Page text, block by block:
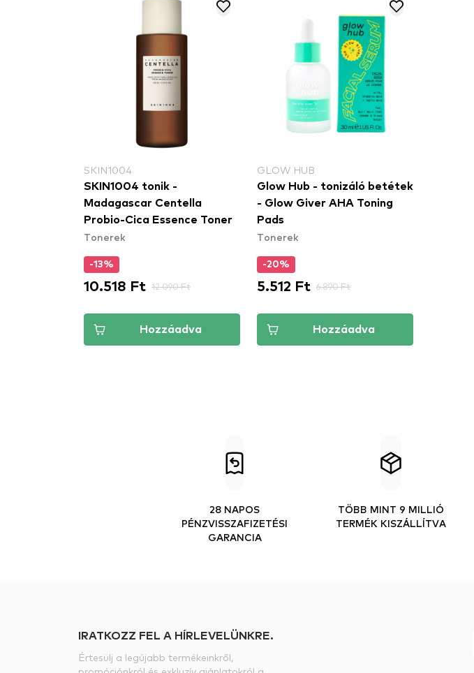
SKIN1004
SKIN1004 tonik -
Madagascar Centella
Probio-Cica Essence Toner
Tonerek
-13%
10.518 Ft 12.090 Ft
Hozzáadva
GLOW HUB
Glow Hub - tonizáló betétek
- Glow Giver AHA Toning
Pads
Tonerek
-20%
5.512 Ft 6.890 Ft
Hozzáadva
28 NAPOS
PÉNZVISSZAFIZETÉSI
GARANCIA
TÖBB MINT 9 MILLIÓ
TERMÉK KISZÁLLÍTVA
IRATKOZZ FEL A HÍRLEVELÜNKRE.
Értesülj a legújabb termékeinkről,